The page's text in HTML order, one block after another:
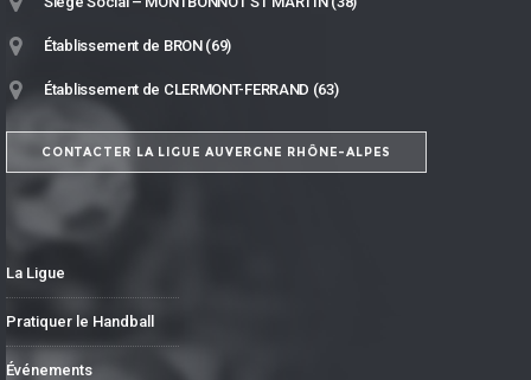
Établissement de BRON (69)
Établissement de CLERMONT-FERRAND (63)
CONTACTER LA LIGUE AUVERGNE RHÔNE-ALPES
La Ligue
Pratiquer le Handball
Événements